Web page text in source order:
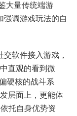
大量传统端游
强调游戏玩法的自
软件接入游戏，
直观的看到微
硬核的战斗系
层面上，更能体
托自身优势资